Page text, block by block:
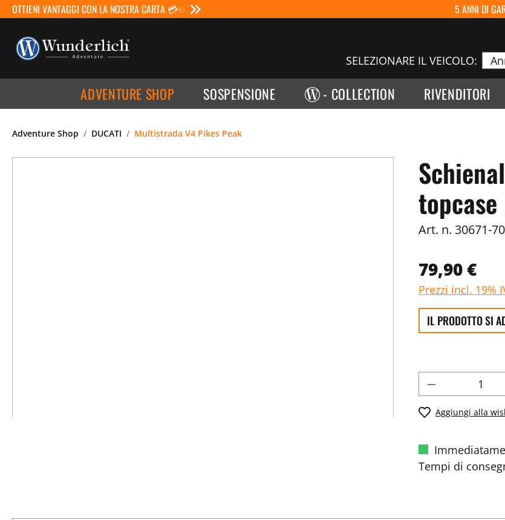
OTTIENI VANTAGGI CON LA NOSTRA CARTA 💳✨ 5 ANNI DI
SELEZIONARE IL VEICOLO:
ADVENTURE SHOP SOSPENSIONE - COLLECTION RIVENDITORI
Adventure Shop DUCATI Multistrada V4 Pikes Peak
topcase
Art. n. 30671-
79,90 €
Prezzi incl. 19%
IL PRODOTTO SI
Aggiungi alla
Tempi di